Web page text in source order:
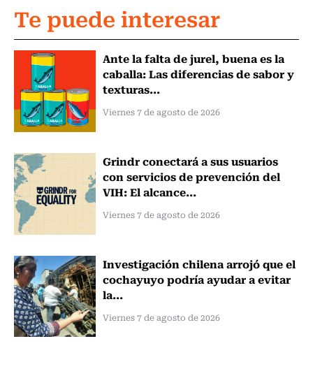
Te puede interesar
Ante la falta de jurel, buena es la
caballa: Las diferencias de sabor y
texturas...
Viernes 7 de agosto de 2026
Grindr conectará a sus usuarios
con servicios de prevención del
VIH: El alcance...
Viernes 7 de agosto de 2026
Investigación chilena arrojó que el
cochayuyo podría ayudar a evitar
la...
Viernes 7 de agosto de 2026